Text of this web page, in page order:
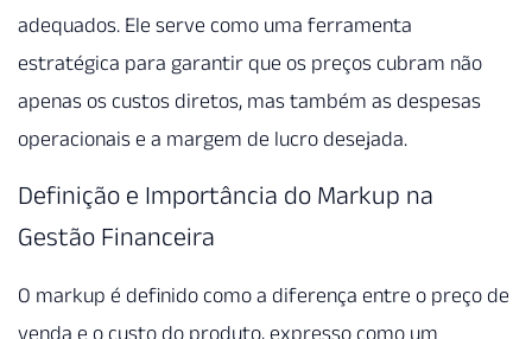
adequados. Ele serve como uma ferramenta
estratégica para garantir que os preços cubram não
apenas os custos diretos, mas também as despesas
operacionais e a margem de lucro desejada.
Definição e Importância do Markup na
Gestão Financeira
O markup é definido como a diferença entre o preço de
venda e o custo do produto, expresso como um